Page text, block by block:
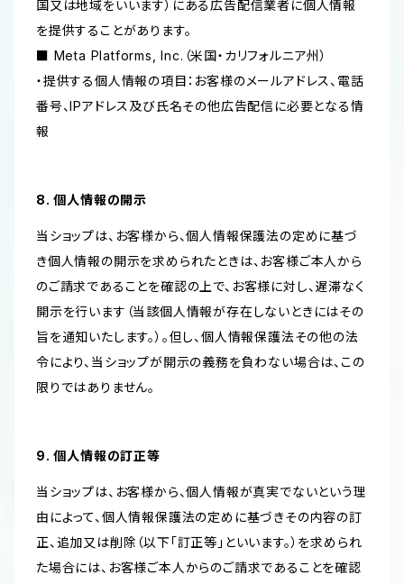
国又は地域をいいます）にある広告配信業者に個人情報
を提供することがあります。
■ Meta Platforms, Inc.（米国・カリフォルニア州）
・提供する個人情報の項目：お客様のメールアドレス、電話
番号、IPアドレス及び氏名その他広告配信に必要となる情
報
8. 個人情報の開示
当ショップは、お客様から、個人情報保護法の定めに基づ
き個人情報の開示を求められたときは、お客様ご本人から
のご請求であることを確認の上で、お客様に対し、遅滞なく
開示を行います（当該個人情報が存在しないときにはその
旨を通知いたします。）。但し、個人情報保護法その他の法
令により、当ショップが開示の義務を負わない場合は、この
限りではありません。
9. 個人情報の訂正等
当ショップは、お客様から、個人情報が真実でないという理
由によって、個人情報保護法の定めに基づきその内容の訂
正、追加又は削除（以下「訂正等」といいます。）を求められ
た場合には、お客様ご本人からのご請求であることを確認